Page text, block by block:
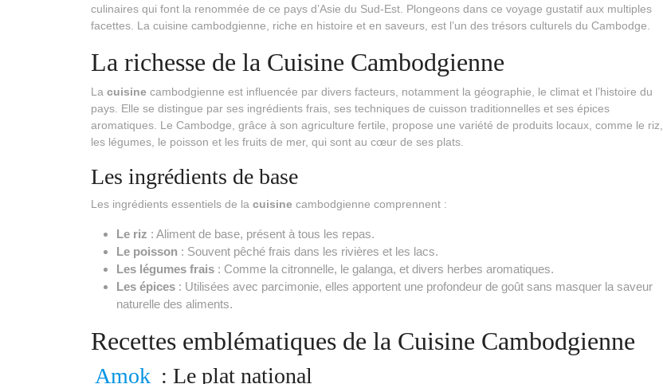
culinaires qui font la renommée de ce pays d’Asie du Sud-Est. Plongeons dans ce voyage gustatif aux multiples
facettes. La cuisine cambodgienne, riche en histoire et en saveurs, est l’un des trésors culturels du Cambodge.
La richesse de la Cuisine Cambodgienne
La cuisine cambodgienne est influencée par divers facteurs, notamment la géographie, le climat et l’histoire du
pays. Elle se distingue par ses ingrédients frais, ses techniques de cuisson traditionnelles et ses épices
aromatiques. Le Cambodge, grâce à son agriculture fertile, propose une variété de produits locaux, comme le riz,
les légumes, le poisson et les fruits de mer, qui sont au cœur de ses plats.
Les ingrédients de base
Les ingrédients essentiels de la cuisine cambodgienne comprennent :
Le riz : Aliment de base, présent à tous les repas.
Le poisson : Souvent pêché frais dans les rivières et les lacs.
Les légumes frais : Comme la citronnelle, le galanga, et divers herbes aromatiques.
Les épices : Utilisées avec parcimonie, elles apportent une profondeur de goût sans masquer la saveur
naturelle des aliments.
Recettes emblématiques de la Cuisine Cambodgienne
Amok : Le plat national